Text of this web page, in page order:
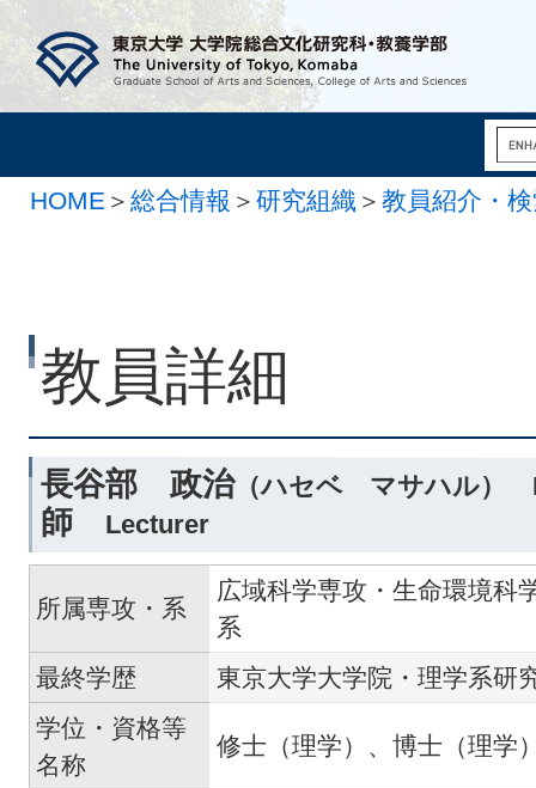
HOME ＞ 総合情報 ＞ 研究組織 ＞ 教員紹介・
教員詳細
長谷部 政治（ハセベ マサハル）
師 Lecturer
所属専攻・系
広域科学専攻・生命環境科
系
最終学歴
東京大学大学院・理学系研
学位・資格等
名称
修士（理学）、博士（理学